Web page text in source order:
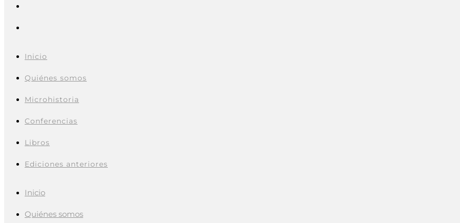
Inicio
Quiénes somos
Microhistoria
Conferencias
Libros
Ediciones anteriores
Inicio
Quiénes somos